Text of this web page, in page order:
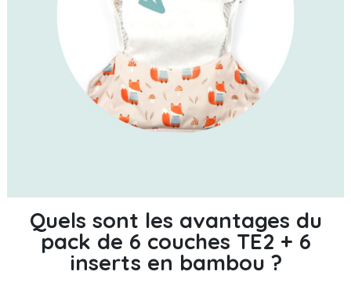
Quels sont les avantages du
pack de 6 couches TE2 + 6
inserts en bambou ?